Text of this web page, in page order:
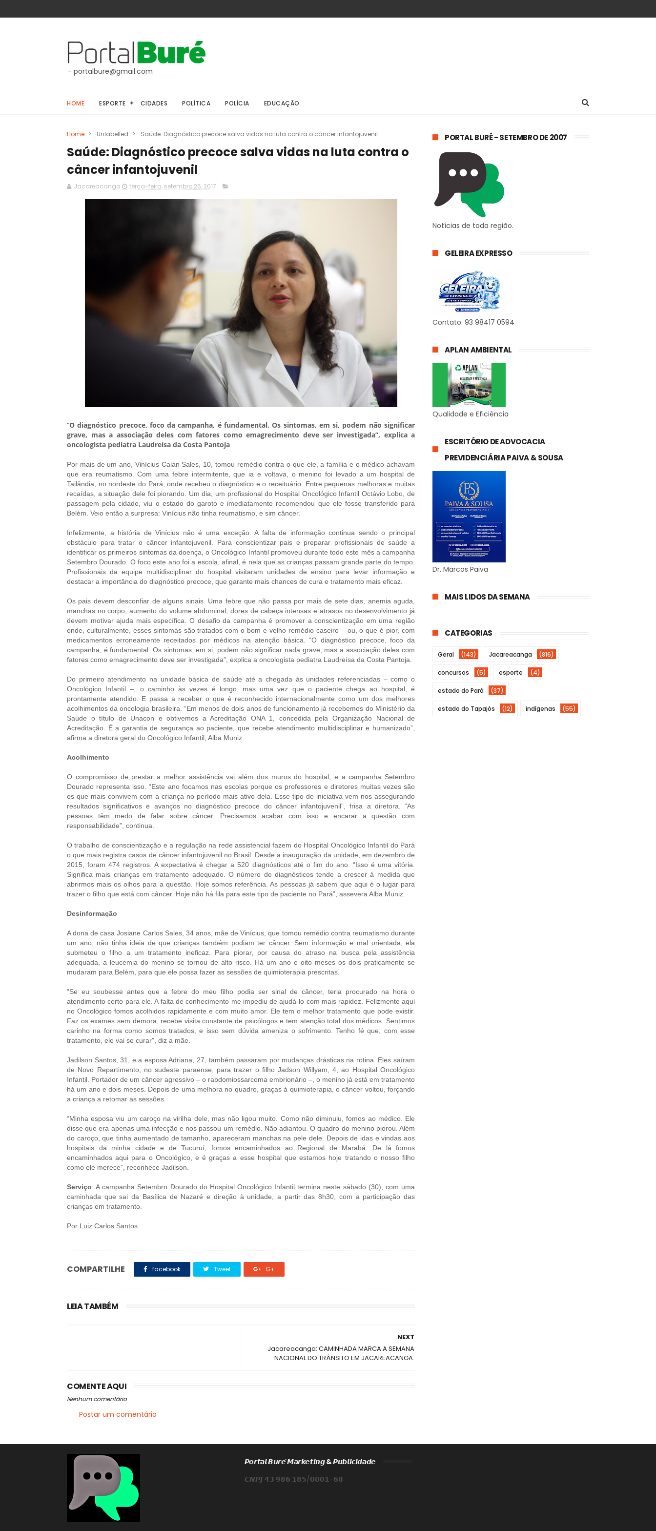
- portalbure@gmail.com
HOME ESPORTE CIDADES POLÍTICA POLÍCIA EDUCAÇÃO
Home > Unlabelled > Saúde: Diagnóstico precoce salva vidas na luta contra o câncer infantojuvenil
Saúde: Diagnóstico precoce salva vidas na luta contra o
câncer infantojuvenil
Jacareacanga terça-feira, setembro 26, 2017
“O diagnóstico precoce, foco da campanha, é fundamental. Os sintomas, em si, podem não significar
grave, mas a associação deles com fatores como emagrecimento deve ser investigada”, explica a
oncologista pediatra Laudreísa da Costa Pantoja
Por mais de um ano, Vinícius Caian Sales, 10, tomou remédio contra o que ele, a família e o médico achavam
que era reumatismo. Com uma febre intermitente, que ia e voltava, o menino foi levado a um hospital de
Tailândia, no nordeste do Pará, onde recebeu o diagnóstico e o receituário. Entre pequenas melhoras e muitas
recaídas, a situação dele foi piorando. Um dia, um profissional do Hospital Oncológico Infantil Octávio Lobo, de
passagem pela cidade, viu o estado do garoto e imediatamente recomendou que ele fosse transferido para
Belém. Veio então a surpresa: Vinícius não tinha reumatismo, e sim câncer.
Infelizmente, a história de Vinícius não é uma exceção. A falta de informação continua sendo o principal
obstáculo para tratar o câncer infantojuvenil. Para conscientizar pais e preparar profissionais de saúde a
identificar os primeiros sintomas da doença, o Oncológico Infantil promoveu durante todo este mês a campanha
Setembro Dourado. O foco este ano foi a escola, afinal, é nela que as crianças passam grande parte do tempo.
Profissionais da equipe multidisciplinar do hospital visitaram unidades de ensino para levar informação e
destacar a importância do diagnóstico precoce, que garante mais chances de cura e tratamento mais eficaz.
Os pais devem desconfiar de alguns sinais. Uma febre que não passa por mais de sete dias, anemia aguda,
manchas no corpo, aumento do volume abdominal, dores de cabeça intensas e atrasos no desenvolvimento já
devem motivar ajuda mais específica. O desafio da campanha é promover a conscientização em uma região
onde, culturalmente, esses sintomas são tratados com o bom e velho remédio caseiro – ou, o que é pior, com
medicamentos erroneamente receitados por médicos na atenção básica. “O diagnóstico precoce, foco da
campanha, é fundamental. Os sintomas, em si, podem não significar nada grave, mas a associação deles com
fatores como emagrecimento deve ser investigada”, explica a oncologista pediatra Laudreísa da Costa Pantoja.
Do primeiro atendimento na unidade básica de saúde até a chegada às unidades referenciadas – como o
Oncológico Infantil –, o caminho às vezes é longo, mas uma vez que o paciente chega ao hospital, é
prontamente atendido. E passa a receber o que é reconhecido internacionalmente como um dos melhores
acolhimentos da oncologia brasileira. “Em menos de dois anos de funcionamento já recebemos do Ministério da
Saúde o título de Unacon e obtivemos a Acreditação ONA 1, concedida pela Organização Nacional de
Acreditação. É a garantia de segurança ao paciente, que recebe atendimento multidisciplinar e humanizado”,
afirma a diretora geral do Oncológico Infantil, Alba Muniz.
Acolhimento
O compromisso de prestar a melhor assistência vai além dos muros do hospital, e a campanha Setembro
Dourado representa isso. “Este ano focamos nas escolas porque os professores e diretores muitas vezes são
os que mais convivem com a criança no período mais ativo dela. Esse tipo de iniciativa vem nos assegurando
resultados significativos e avanços no diagnóstico precoce do câncer infantojuvenil”, frisa a diretora. “As
pessoas têm medo de falar sobre câncer. Precisamos acabar com isso e encarar a questão com
responsabilidade”, continua.
O trabalho de conscientização e a regulação na rede assistencial fazem do Hospital Oncológico Infantil do Pará
o que mais registra casos de câncer infantojuvenil no Brasil. Desde a inauguração da unidade, em dezembro de
2015, foram 474 registros. A expectativa é chegar a 520 diagnósticos até o fim do ano. “Isso é uma vitória.
Significa mais crianças em tratamento adequado. O número de diagnósticos tende a crescer à medida que
abrirmos mais os olhos para a questão. Hoje somos referência. As pessoas já sabem que aqui é o lugar para
trazer o filho que está com câncer. Hoje não há fila para este tipo de paciente no Pará”, assevera Alba Muniz.
Desinformação
A dona de casa Josiane Carlos Sales, 34 anos, mãe de Vinícius, que tomou remédio contra reumatismo durante
um ano, não tinha ideia de que crianças também podiam ter câncer. Sem informação e mal orientada, ela
submeteu o filho a um tratamento ineficaz. Para piorar, por causa do atraso na busca pela assistência
adequada, a leucemia do menino se tornou de alto risco. Há um ano e oito meses os dois praticamente se
mudaram para Belém, para que ele possa fazer as sessões de quimioterapia prescritas.
“Se eu soubesse antes que a febre do meu filho podia ser sinal de câncer, teria procurado na hora o
atendimento certo para ele. A falta de conhecimento me impediu de ajudá-lo com mais rapidez. Felizmente aqui
no Oncológico fomos acolhidos rapidamente e com muito amor. Ele tem o melhor tratamento que pode existir.
Faz os exames sem demora, recebe visita constante de psicólogos e tem atenção total dos médicos. Sentimos
carinho na forma como somos tratados, e isso sem dúvida ameniza o sofrimento. Tenho fé que, com esse
tratamento, ele vai se curar”, diz a mãe.
Jadilson Santos, 31, e a esposa Adriana, 27, também passaram por mudanças drásticas na rotina. Eles saíram
de Novo Repartimento, no sudeste paraense, para trazer o filho Jadson Willyam, 4, ao Hospital Oncológico
Infantil. Portador de um câncer agressivo – o rabdomiossarcoma embrionário –, o menino já está em tratamento
há um ano e dois meses. Depois de uma melhora no quadro, graças à quimioterapia, o câncer voltou, forçando
a criança a retomar as sessões.
“Minha esposa viu um caroço na virilha dele, mas não ligou muito. Como não diminuiu, fomos ao médico. Ele
disse que era apenas uma infecção e nos passou um remédio. Não adiantou. O quadro do menino piorou. Além
do caroço, que tinha aumentado de tamanho, apareceram manchas na pele dele. Depois de idas e vindas aos
hospitais da minha cidade e de Tucuruí, fomos encaminhados ao Regional de Marabá. De lá fomos
encaminhados aqui para o Oncológico, e é graças a esse hospital que estamos hoje tratando o nosso filho
como ele merece”, reconhece Jadilson.
Serviço: A campanha Setembro Dourado do Hospital Oncológico Infantil termina neste sábado (30), com uma
caminhada que sai da Basílica de Nazaré e direção à unidade, a partir das 8h30, com a participação das
crianças em tratamento.
Por Luiz Carlos Santos
COMPARTILHE facebook Tweet G+
LEIA TAMBÉM
NEXT
Jacareacanga: CAMINHADA MARCA A SEMANA
NACIONAL DO TRÂNSITO EM JACAREACANGA.
COMENTE AQUI
Nenhum comentário
Postar um comentário
PORTAL BURÉ - SETEMBRO DE 2007
Notícias de toda região.
GELEIRA EXPRESSO
Contato: 93 98417 0594
APLAN AMBIENTAL
Qualidade e Eficiência
ESCRITÓRIO DE ADVOCACIA
PREVIDENCIÁRIA PAIVA & SOUSA
Dr. Marcos Paiva
MAIS LIDOS DA SEMANA
CATEGORIAS
Geral (143) Jacareacanga (816)
concursos (5) esporte (4)
estado do Pará (37)
estado do Tapajós (12) indígenas (55)
𝙋𝙤𝙧𝙩𝙖𝙡 𝘽𝙪𝙧𝙚́ 𝙈𝙖𝙧𝙠𝙚𝙩𝙞𝙣𝙜 & 𝙋𝙪𝙗𝙡𝙞𝙘𝙞𝙙𝙖𝙙𝙚
𝘾𝙉𝙋𝙅 𝟰𝟯.𝟵𝟴𝟲.𝟭𝟴𝟱/𝟬𝟬𝟬𝟭-𝟲𝟴